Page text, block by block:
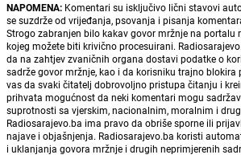
NAPOMENA: Komentari su isključivo lični stavovi
se suzdrže od vrijeđanja, psovanja i pisanja
Strogo zabranjen bilo kakav govor mržnje na portalu
kojeg možete biti krivično procesuirani.
da na zahtjev zvaničnih organa dostavi podatke o
sadrže govor mržnje, kao i da korisniku trajno blokira
vas da svaki čitatelj dobrovoljno pristupa čitanju i
prihvata mogućnost da neki komentari mogu
suprotnosti sa vjerskim, nacionalnim, moralnim i
Radiosarajevo.ba ima pravo da obriše sporne ili
najave i objašnjenja. Radiosarajevo.ba koristi
i uklanjanja govora mržnje i drugih neprimjerenih